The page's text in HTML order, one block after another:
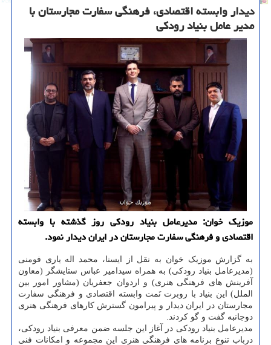
دیدار وابسته اقتصادی، فرهنگی سفارت مجارستان با
مدیر عامل بنیاد رودکی
موزیک خوان: مدیرعامل بنیاد رودکی روز گذشته با وابسته
اقتصادی و فرهنگی سفارت مجارستان در ایران دیدار نمود.
به گزارش موزیک خوان به نقل از ایسنا، محمد اله یاری فومنی
(مدیرعامل بنیاد رودکی) به همراه سیدامیر عباس ستایشگر (معاون
آفرینش های فرهنگی هنری) و اردوان جعفریان (مشاور امور بین
الملل) این بنیاد با روبرت نَمت وابسته اقتصادی و فرهنگی سفارت
مجارستان در ایران دیدار و پیرامون گسترش کارهای فرهنگی هنری
دوجانبه گفت و گو کردند.
مدیرعامل بنیاد رودکی در آغاز این جلسه ضمن معرفی بنیاد رودکی،
درباب تنوع برنامه های فرهنگی هنری این مجموعه و امکانات فنی